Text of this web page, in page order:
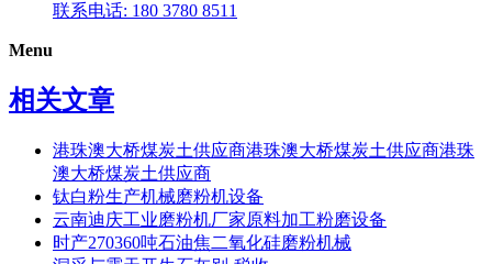
联系电话: 180 3780 8511
Menu
相关文章
港珠澳大桥煤炭土供应商港珠澳大桥煤炭土供应商港珠
澳大桥煤炭土供应商
钛白粉生产机械磨粉机设备
云南迪庆工业磨粉机厂家原料加工粉磨设备
时产270360吨石油焦二氧化硅磨粉机械